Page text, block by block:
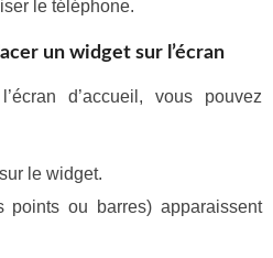
le téléphone.
un widget sur l’écran
d’accueil, vous pouvez
le widget.
points ou barres) apparaissent